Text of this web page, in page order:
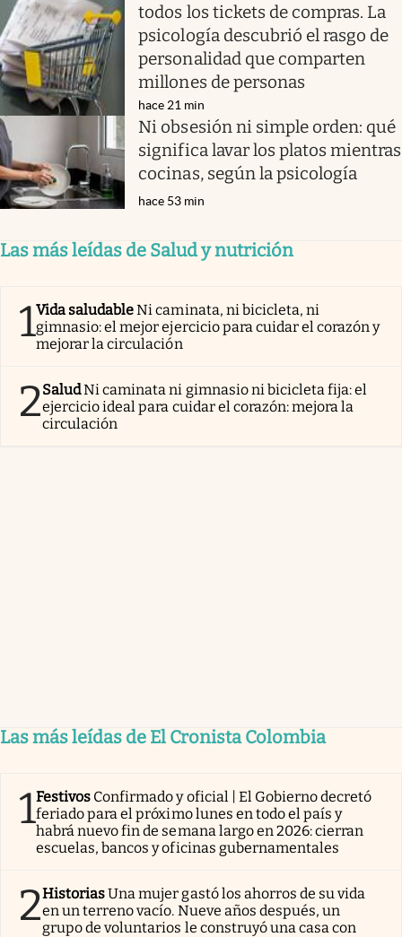
todos los tickets de compras. La
psicología descubrió el rasgo de
personalidad que comparten
millones de personas
hace 21 min
Ni obsesión ni simple orden: qué
significa lavar los platos mientras
cocinas, según la psicología
hace 53 min
Las más leídas de Salud y nutrición
1Vida saludableNi caminata, ni bicicleta, ni
gimnasio: el mejor ejercicio para cuidar el corazón y
mejorar la circulación
2SaludNi caminata ni gimnasio ni bicicleta fija: el
ejercicio ideal para cuidar el corazón: mejora la
circulación
Las más leídas de El Cronista Colombia
1Festivos Confirmado y oficial | El Gobierno decretó
feriado para el próximo lunes en todo el país y
habrá nuevo fin de semana largo en 2026: cierran
escuelas, bancos y oficinas gubernamentales
2HistoriasUna mujer gastó los ahorros de su vida
en un terreno vacío. Nueve años después, un
grupo de voluntarios le construyó una casa con